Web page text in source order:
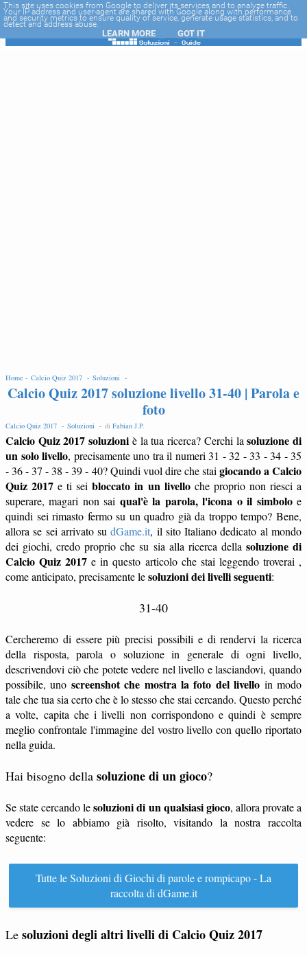
-->
Home - Calcio Quiz 2017 - Soluzioni -
Calcio Quiz 2017 soluzione livello 31-40 | Parola e
foto
Calcio Quiz 2017 - Soluzioni - di Fabian J.P.
Calcio Quiz 2017 soluzioni è la tua ricerca? Cerchi lasoluzione di
un solo livello, precisamente uno tra il numeri 31 - 32 - 33 - 34 - 35
- 36 - 37 - 38 - 39 - 40? Quindi vuol dire che stai giocando a Calcio
Quiz 2017 e ti seibloccato in un livelloche proprio non riesci a
superare, magari non sai qual'è la parola, l'icona o il simboloe
quindi sei rimasto fermo su un quadro già da troppo tempo? Bene,
allora se sei arrivato sudGame.it, il sito Italiano dedicato al mondo
dei giochi, credo proprio che su sia alla ricerca della soluzione di
Calcio Quiz 2017 e in questo articolo che stai leggendo troverai ,
come anticipato, precisamente lesoluzioni dei livelli seguenti:
31-40
Cercheremo di essere più precisi possibili e di rendervi la ricerca
della risposta, parola o soluzione in generale di ogni livello,
descrivendovi ciò che potete vedere nel livello e lasciandovi, quando
possibile, uno screenshot che mostra la foto del livello in modo
tale che tua sia certo che è lo stesso che stai cercando. Questo perché
a volte, capita che i livelli non corrispondono e quindi è sempre
meglio confrontale l'immagine del vostro livello con quello riportato
nella guida.
Hai bisogno della soluzione di un gioco?
Se state cercando lesoluzioni di un qualsiasi gioco, allora provate a
vedere se lo abbiamo già risolto, visitando la nostra raccolta
seguente:
Tutte le Soluzioni di Giochi di parole e rompicapo - La
raccolta di dGame.it
Le soluzioni degli altri livelli di Calcio Quiz 2017
This site uses cookies from Google to deliver its services and to analyze traffic.
Your IP address and user-agent are shared with Google along with performance
and security metrics to ensure quality of service, generate usage statistics, and to
detect and address abuse.
LEARN MORE GOT IT